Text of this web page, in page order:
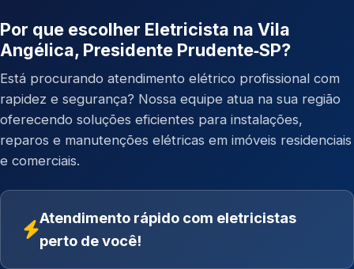
Por que escolher Eletricista na Vila
Angélica, Presidente Prudente‑SP?
Está procurando atendimento elétrico profissional com
rapidez e segurança? Nossa equipe atua na sua região
oferecendo soluções eficientes para instalações,
reparos e manutenções elétricas em imóveis residenciais
e comerciais.
Atendimento rápido com eletricistas
perto de você!